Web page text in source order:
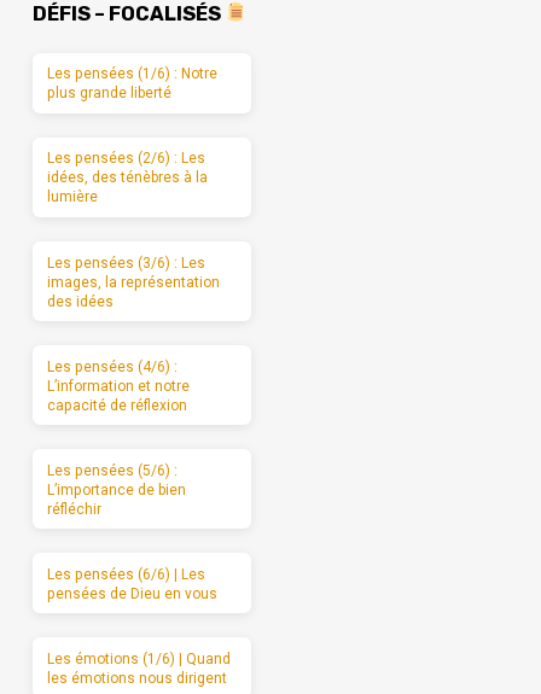
DÉFIS – FOCALISÉS
Les pensées (1/6) : Notre
plus grande liberté
Les pensées (2/6) : Les
idées, des ténèbres à la
lumière
Les pensées (3/6) : Les
images, la représentation
des idées
Les pensées (4/6) :
L’information et notre
capacité de réflexion
Les pensées (5/6) :
L’importance de bien
réfléchir
Les pensées (6/6) | Les
pensées de Dieu en vous
Les émotions (1/6) | Quand
les émotions nous dirigent